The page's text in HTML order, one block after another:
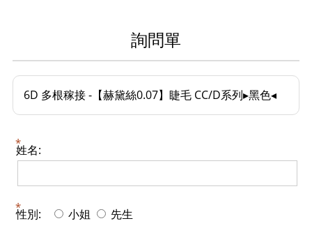
詢問單
6D 多根稼接 -【赫黛絲0.07】睫毛 CC/D系列▸黑色◂
姓名:
性別: 小姐 先生